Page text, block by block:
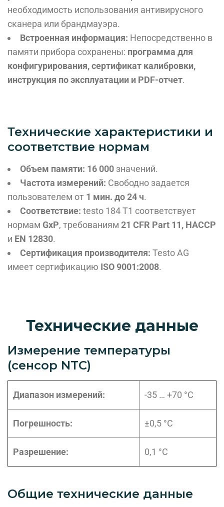
необходимость использования антивирусного
сканера или брандмауэра.
Встроенная информация: Непосредственно в
памяти прибора сохранены: программа для
конфигурирования, сертификат калибровки,
инструкция по эксплуатации и PDF-отчет.
Технические характеристики и
соответствие нормам
Объем памяти: 16 000 значений.
Частота измерений: Свободно задается
пользователем от 1 мин. до 24 ч.
Соответствие: testo 184 T1 соответствует
нормам GxP, требованиям 21 CFR Part 11, HACCP
и EN 12830.
Сертификация производителя: Testo AG
имеет сертификацию ISO 9001:2008.
Технические данные
Измерение температуры
(сенсор NTC)
Диапазон измерений: -35 … +70 °C
Погрешность: ±0,5 °C
Разрешение: 0,1 °C
Общие технические данные